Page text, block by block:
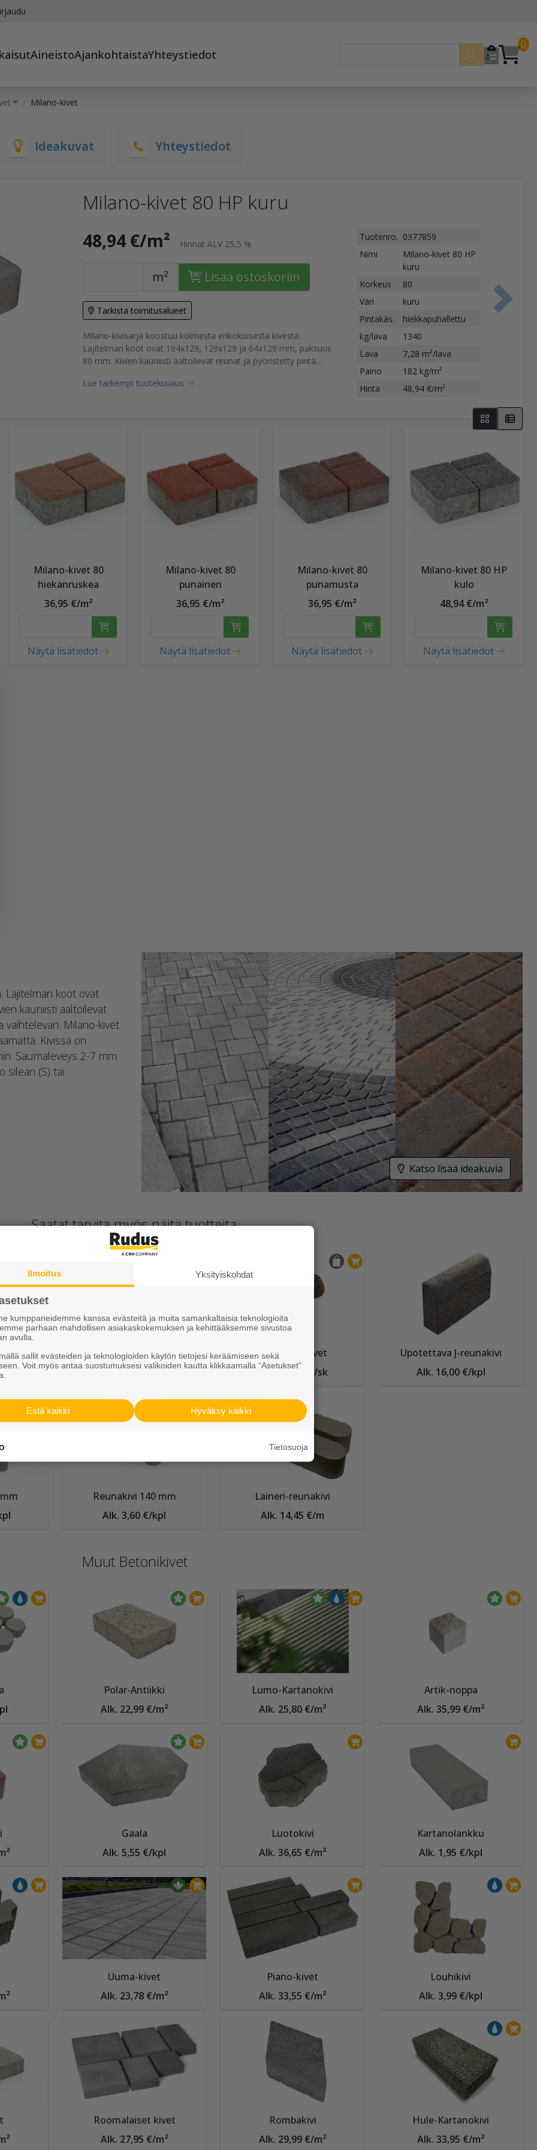
AineistoAjankohtaistaYhteystiedot
0
Milano-kivet
Ideakuvat Yhteystiedot
Milano-kivet 80 HP kuru
48,94 €/m² Hinnat ALV 25,5 %
m² Lisää ostoskoriin
Tarkista toimitusalueet
Milano-kivisarja koostuu kolmesta erikokoisesta kivestä.
Lajitelman koot ovat 194x129, 129x129 ja 64x129 mm, paksuus
80 mm. Kivien kauniisti aaltoilevat reunat ja pyöristetty pinta...
Lue tarkempi tuotekuvaus
Tuotenro. 0377859
Nimi
Milano-kivet 80 HP
kuru
Korkeus
80
Väri
kuru
Pintakäs.
hiekkapuhallettu
kg/lava
1340
Lava
7,28 m²/lava
Paino
182 kg/m²
Hinta
48,94 €/m²
Milano-kivet 80
hiekanruskea
36,95 €/m²
Näytä lisätiedot
Milano-kivet 80
punainen
36,95 €/m²
Näytä lisätiedot
Milano-kivet 80
punamusta
36,95 €/m²
Näytä lisätiedot
Milano-kivet 80 HP
kulo
48,94 €/m²
Näytä lisätiedot
Lajitelman koot ovat
kauniisti aaltoilevat
vaihtelevan. Milano-kivet
Kivissä on
Saumaleveys 2-7 mm.
sileän (S) tai
Katso lisää ideakuvia
Saatat tarvita myös näitä tuotteita
Kiviainekset
Alk. 109,95 €/sk
Seulanpääkivet
Alk. 141,50 €/sk
Upotettava J-reunakivi
Alk. 16,00 €/kpl
Reunakivi 140 mm
Alk. 3,60 €/kpl
Laineri-reunakivi
Alk. 14,45 €/m
Muut Betonikivet
Polar-Antiikki
Alk. 22,99 €/m²
Lumo-Kartanokivi
Alk. 25,80 €/m²
Artik-noppa
Alk. 35,99 €/m²
Gaala
Alk. 5,55 €/kpl
Luotokivi
Alk. 36,65 €/m²
Kartanolankku
Alk. 1,95 €/kpl
Uuma-kivet
Alk. 23,78 €/m²
Piano-kivet
Alk. 33,55 €/m²
Louhikivi
Alk. 3,99 €/kpl
Roomalaiset kivet
Alk. 27,95 €/m²
Rombakivi
Alk. 29,99 €/m²
Hule-Kartanokivi
Alk. 33,95 €/m²
Ilmoitus Yksityiskohdat
kumppaneidemme kanssa evästeitä ja muita samankaltaisia teknologioita
parhaan mahdollisen asiakaskokemuksen ja kehittääksemme sivustoa
avulla.
sallit evästeiden ja teknologioiden käytön tietojesi keräämiseen sekä
Voit myös antaa suostumuksesi valikoiden kautta klikkaamalla “Asetukset”
Hyväksy kaikki
Estä kaikki
Tietosuoja